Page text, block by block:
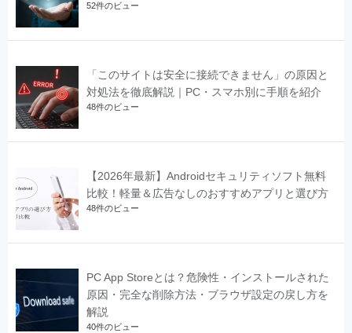
52件のビュー
「このサイトは安全に接続できません」の原因と
対処法を徹底解説｜PC・スマホ別に手順を紹介
48件のビュー
【2026年最新】Androidセキュリティソフト無料
比較！軽量＆広告なしのおすすめアプリと選び方
48件のビュー
PC App Storeとは？危険性・インストールされた
原因・完全な削除方法・ブラウザ設定の戻し方を
解説
40件のビュー